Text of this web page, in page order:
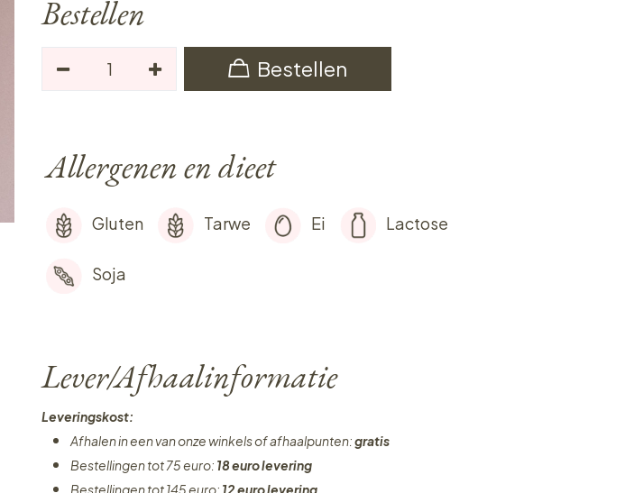
Bestellen
Bestellen
Allergenen en dieet
Gluten Tarwe Ei Lactose
Soja
Lever/Afhaalinformatie
Leveringskost:
Afhalen in een van onze winkels of afhaalpunten:gratis
Bestellingen tot 75 euro: 18 euro levering
Bestellingen tot 145 euro: 12 euro levering